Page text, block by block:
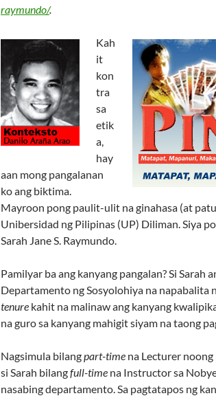
raymundo/.
Kah
it
kon
tra
sa
etik
a,
hay
aan mong pangalanan
ko ang biktima.
Mayroon pong paulit-ulit na ginahasa (at
Unibersidad ng Pilipinas (UP) Diliman. Siya
Sarah Jane S. Raymundo.
Pamilyar ba ang kanyang pangalan? Si Sarah
Departamento ng Sosyolohiya na napabalita
tenure kahit na malinaw ang kanyang
na guro sa kanyang mahigit siyam na taong
Nagsimula bilangpart-time na Lecturer
si Sarah bilangfull-time na Instructor sa
nasabing departamento. Sa pagtatapos ng